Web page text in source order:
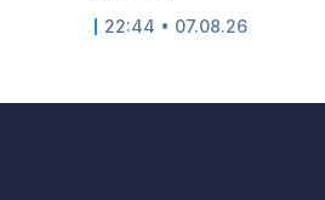
22:44 • 07.08.26